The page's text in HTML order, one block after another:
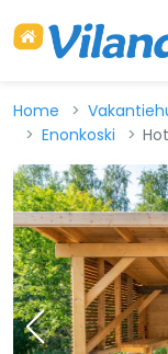
Home
Enonkoski